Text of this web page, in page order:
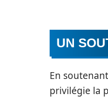
UN
En
privilégie la